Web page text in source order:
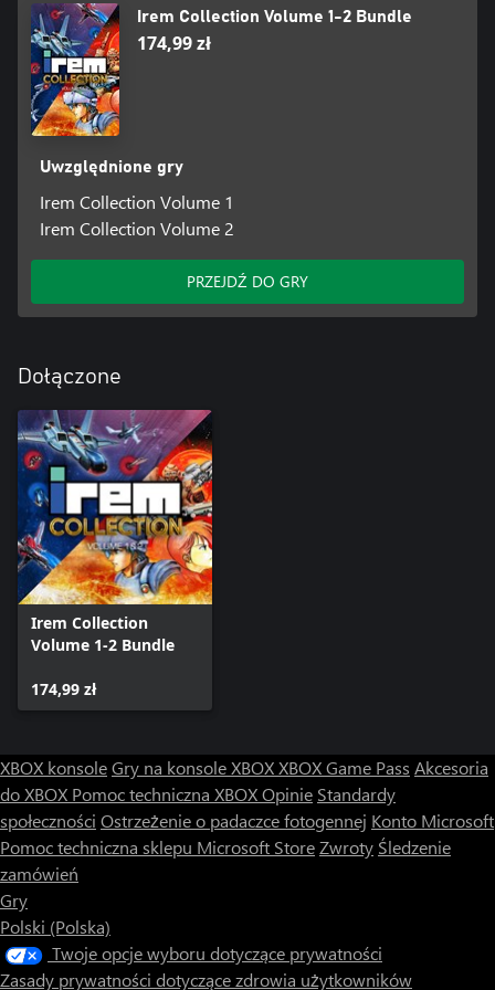
Irem Collection Volume 1-2 Bundle
174,99 zł
Uwzględnione gry
Irem Collection Volume 1
Irem Collection Volume 2
PRZEJDŹ DO GRY
Dołączone
Irem Collection
Volume 1-2 Bundle
174,99 zł
XBOX konsoleGry na konsole XBOXXBOX Game Pass Akcesoria
do XBOX Pomoc techniczna XBOXOpinie Standardy
społeczności Ostrzeżenie o padaczce fotogennej Konto Microsoft
Pomoc techniczna sklepu Microsoft StoreZwroty Śledzenie
zamówień
Gry
Polski (Polska)
Twoje opcje wyboru dotyczące prywatności
Zasady prywatności dotyczące zdrowia użytkowników